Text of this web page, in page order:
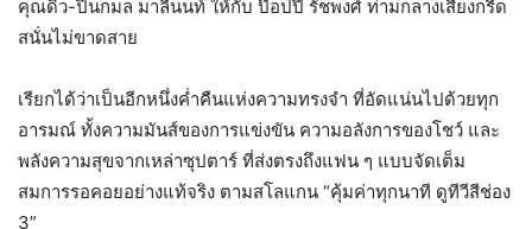
คุณดิว-ปิ่นกมล มาลีนนท์ ให้กับ ป๊อปปี้ รัชพงศ์ ท่ามกลางเสียงกรี๊ด
สนั่นไม่ขาดสาย
เรียกได้ว่าเป็นอีกหนึ่งค่ำคืนแห่งความทรงจำ ที่อัดแน่นไปด้วยทุก
อารมณ์ ทั้งความมันส์ของการแข่งขัน ความอลังการของโชว์ และ
พลังความสุขจากเหล่าซุปตาร์ ที่ส่งตรงถึงแฟน ๆ แบบจัดเต็ม
สมการรอคอยอย่างแท้จริง ตามสโลแกน “คุ้มค่าทุกนาที ดูทีวีสีช่อง
3”